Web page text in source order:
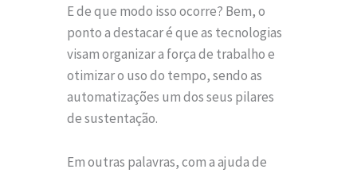
E de que modo isso ocorre? Bem, o
ponto a destacar é que as tecnologias
visam organizar a força de trabalho e
otimizar o uso do tempo, sendo as
automatizações um dos seus pilares
de sustentação.
Em outras palavras, com a ajuda de